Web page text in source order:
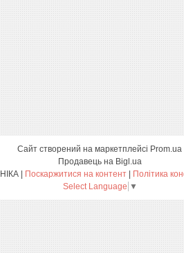
Сайт створений на маркетплейсі Prom.ua
Продавець на Bigl.ua
МОТОТЕХНІКА | Поскаржитися на контент | Політика
Select Language ▼